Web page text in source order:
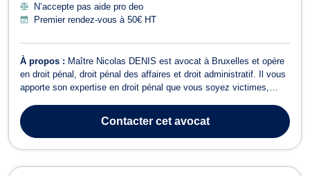
N’accepte pas aide pro deo
Premier rendez-vous à 50€ HT
À propos : Maître Nicolas DENIS est avocat à Bruxelles et opère
en droit pénal, droit pénal des affaires et droit administratif. Il vous
apporte son expertise en droit pénal que vous soyez victimes,
juridictions. De plus, Maître DENIS intervient en droit pénal des
affaires ...
Contactercet avocat